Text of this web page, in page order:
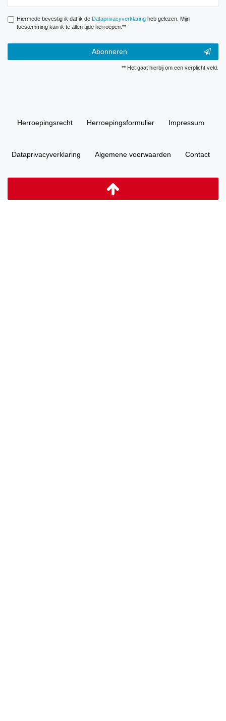
Hiermede bevestig ik dat ik de Data­privacy­verklaringheb gelezen. Mijn
toestemming kan ik te allen tijde herroepen.**
Abonneren
** Het gaat hierbij om een verplicht veld.
Herroepings­recht Herroepings­formulier Impressum
Data­privacy­verklaring Algemene voorwaarden Contact